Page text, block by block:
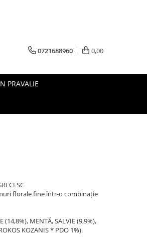
0721688960 0,00
PRAVALIE
florale fine într-o combinație
(14,8%), MENTĂ, SALVIE (9,9%),
KOZANIS * PDO 1%).